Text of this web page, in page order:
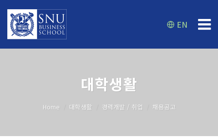
EN
대학생활
Home 대학생활 경력개발 / 취업 채용공고